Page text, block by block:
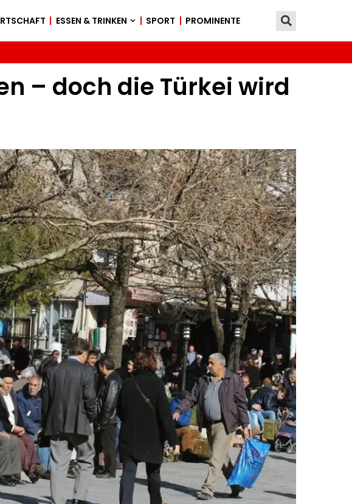
ESSEN & TRINKEN SPORT PROMINENTE
– doch die Türkei wird